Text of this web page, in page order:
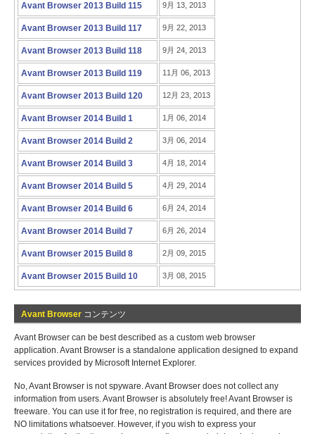
Avant Browser 2013 Build 115 9月 13, 2013
Avant Browser 2013 Build 117 9月 22, 2013
Avant Browser 2013 Build 118 9月 24, 2013
Avant Browser 2013 Build 119 11月 06, 2013
Avant Browser 2013 Build 120 12月 23, 2013
Avant Browser 2014 Build 1 1月 06, 2014
Avant Browser 2014 Build 2 3月 06, 2014
Avant Browser 2014 Build 3 4月 18, 2014
Avant Browser 2014 Build 5 4月 29, 2014
Avant Browser 2014 Build 6 6月 24, 2014
Avant Browser 2014 Build 7 6月 26, 2014
Avant Browser 2015 Build 8 2月 09, 2015
Avant Browser 2015 Build 10 3月 08, 2015
Avant Browser コンテンツ
Avant Browser can be best described as a custom web browser
application. Avant Browser is a standalone application designed to expand
services provided by Microsoft Internet Explorer.
No, Avant Browser is not spyware. Avant Browser does not collect any
information from users. Avant Browser is absolutely free! Avant Browser is
freeware. You can use it for free, no registration is required, and there are
NO limitations whatsoever. However, if you wish to express your